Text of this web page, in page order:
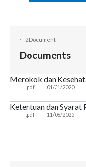
2 Document
Documents
Merokok dan
.pdf 01/31/2020
Ketentuan dan Syarat
.pdf 11/06/2025